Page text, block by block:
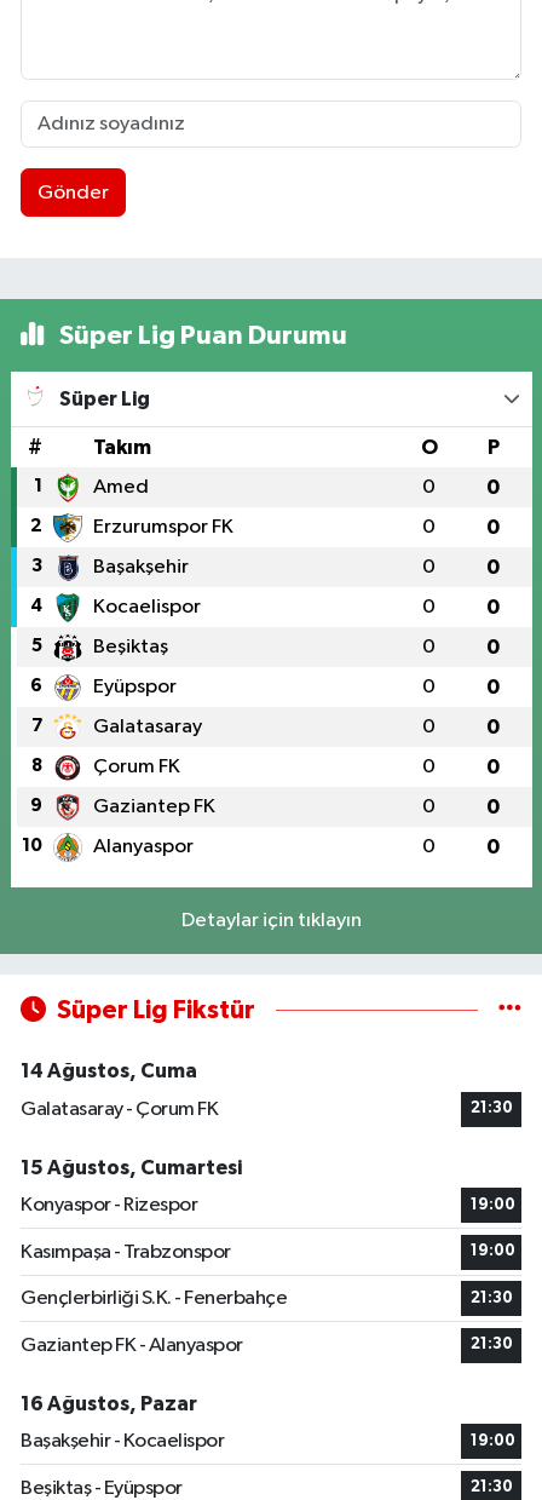
Gönder
Süper Lig Puan Durumu
Süper Lig
# Takım O P
1 Amed 0 0
2 Erzurumspor FK 0 0
3 Başakşehir 0 0
4 Kocaelispor 0 0
5 Beşiktaş 0 0
6 Eyüpspor 0 0
7 Galatasaray 0 0
8 Çorum FK 0 0
9 Gaziantep FK 0 0
10 Alanyaspor 0 0
Detaylar için tıklayın
Süper Lig Fikstür
14 Ağustos, Cuma
Galatasaray - Çorum FK
21:30
15 Ağustos, Cumartesi
Konyaspor - Rizespor
19:00
Kasımpaşa - Trabzonspor 19:00
Gençlerbirliği S.K. - Fenerbahçe 21:30
Gaziantep FK - Alanyaspor 21:30
16 Ağustos, Pazar
Başakşehir - Kocaelispor
19:00
Beşiktaş - Eyüpspor 21:30